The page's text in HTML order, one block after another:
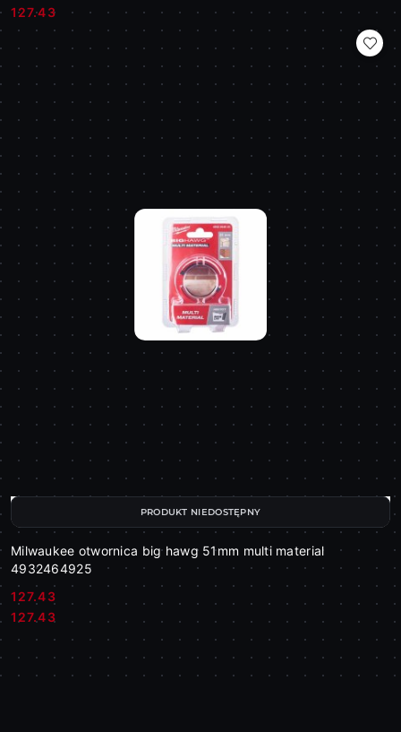
Cena:
Cena:
127.43
Milwaukee otwornica big hawg 51mm multi material
4932464925
Cena:
127.43
Cena:
127.43
PRODUKT NIEDOSTĘPNY